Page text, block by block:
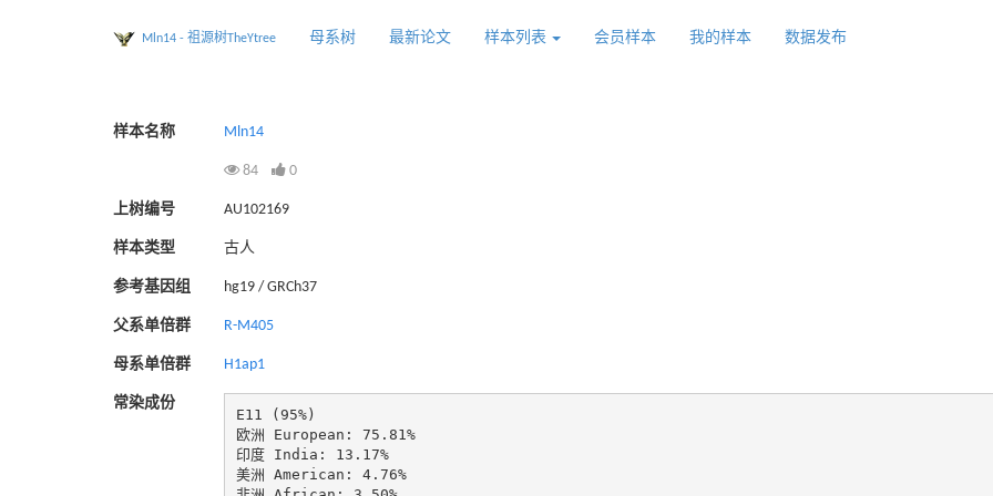
Mln14 - 祖源树TheYtree 母系树 最新论文 样本列表 会员样本 我的样本 数据发布
样本名称 Mln14
84 0
上树编号 AU102169
样本类型 古人
参考基因组 hg19 / GRCh37
父系单倍群 R-M405
母系单倍群 H1ap1
常染成份
E11 (95%)
欧洲 European: 75.81%
印度 India: 13.17%
美洲 American: 4.76%